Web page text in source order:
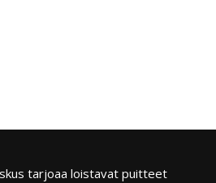
tarjoaa loistavat puitteet